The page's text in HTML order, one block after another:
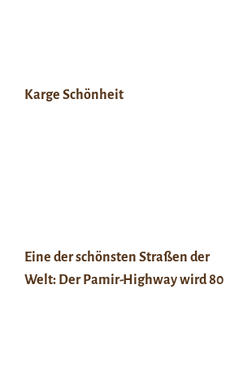
Karge Schönheit
Eine der schönsten Straßen der
Welt: Der Pamir-Highway wird 80